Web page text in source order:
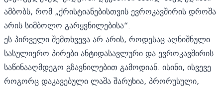
ამბობს, რომ „ქრისტიანებისთვის ევროკავშირის დროშა
არის სიმბოლო გარყვნილებისა“.
ეს პირველი შემთხვევა არ არის, როდესაც აღნიშნული
სასულიერო პირები ანტიდასავლური და ევროკავშირის
საწინააღმდეგო გზავნილებით გამოდიან. ისინი, ისვევე
როგორც დაკავებული ლაშა შარუხია, პრორუსული,